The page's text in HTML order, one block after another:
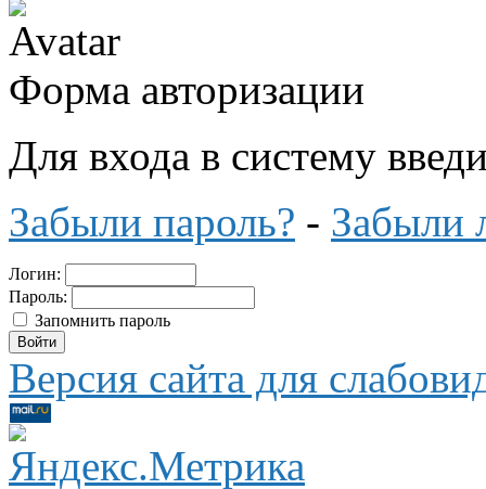
Форма авторизации
Для входа в систему
Забыли пароль? - Забыли
Логин:
Пароль:
Запомнить пароль
Версия сайта для